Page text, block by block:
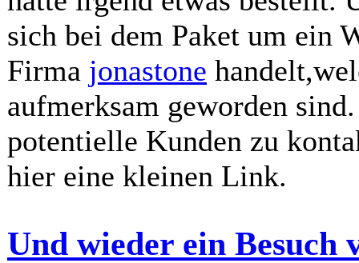
sich bei dem Paket um ein
Firma jonastone
aufmerksam geworden
potentielle Kunden zu
hier eine kleinen Link.
Und wieder ein Besuch